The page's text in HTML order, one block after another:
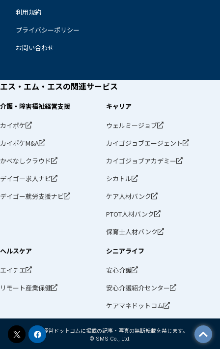
利用規約
プライバシーポリシー
お問い合わせ
エス・エム・エスの関連サービス
介護・障害福祉経営支援
カイポケ
カイポケM&A
かべなしクラウド
デイゴー求人ナビ
デイゴー就労支援ナビ
キャリア
ウェルミージョブ
カイゴジョブエージェント
カイゴジョブアカデミー
シカトル
ケア人材バンク
PTOT人材バンク
保育士人材バンク
ヘルスケア
エイチエ
リモート産業保健
シニアライフ
安心介護
安心介護紹介センター
ケアマネドットコム
介護経営ドットコムに掲載の記事・写真の無断転載を禁じます。
© SMS Co., Ltd.